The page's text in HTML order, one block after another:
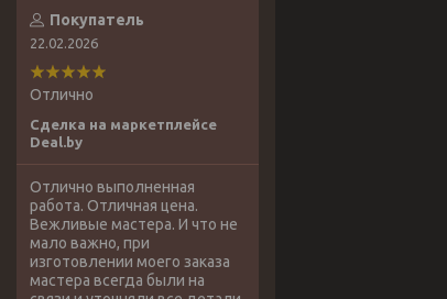
Покупатель
22.02.2026
Отлично
Сделка на маркетплейсе
Deal.by
Отлично выполненная
работа. Отличная цена.
Вежливые мастера. И что не
мало важно, при
изготовлении моего заказа
мастера всегда были на